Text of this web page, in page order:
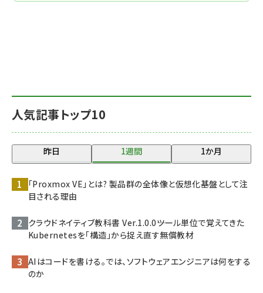
人気記事トップ10
昨日 1週間 1か月
「Proxmox VE」とは? 製品群の全体像と仮想化基盤として注
目される理由
クラウドネイティブ教科書 Ver.1.0.0――ツール単位で覚えてきた
Kubernetesを「構造」から捉え直す無償教材
AIはコードを書ける。では、ソフトウェアエンジニアは何をする
のか